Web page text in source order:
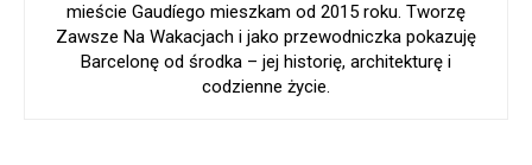
mieście Gaudíego mieszkam od 2015 roku. Tworzę
Zawsze Na Wakacjach i jako przewodniczka pokazuję
Barcelonę od środka – jej historię, architekturę i
codzienne życie.